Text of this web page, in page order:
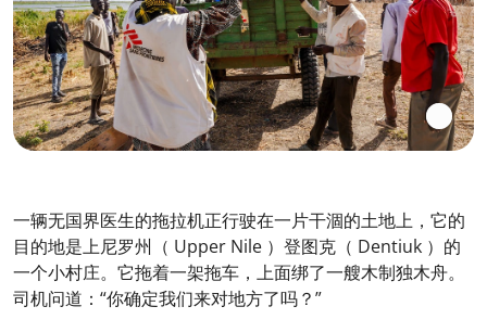
一辆无国界医生的拖拉机正行驶在一片干涸的土地上，它的
目的地是上尼罗州（ Upper Nile ）登图克（ Dentiuk ）的
一个小村庄。它拖着一架拖车，上面绑了一艘木制独木舟。
司机问道：“你确定我们来对地方了吗？”